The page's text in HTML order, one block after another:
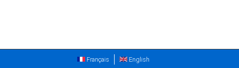
English
Français